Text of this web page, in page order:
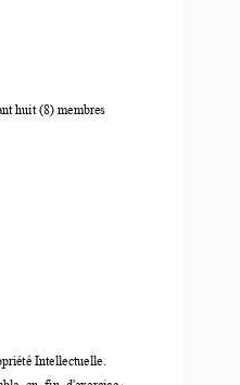
huit (8) membres
Intellectuelle.